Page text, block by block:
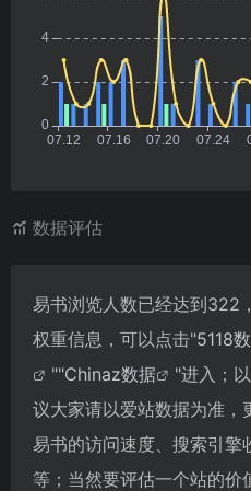
数据评估
易书浏览人数已经达到322
权重信息，可以点击"5118
""Chinaz数据
"进入；
议大家请以爱站数据为准，
易书的访问速度、搜索引擎
等；当然要评估一个站的价